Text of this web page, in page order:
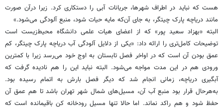
هست که نباید در اطراف شهرها، جریانات آبی را دستکاری کرد. زیرا درآن صورت
مانند دریاچه پارک چیتگر، به جای آن‌که مایه حیات شود، منبع‌ آلودگی می‌شود.»
البته «بهزاد سعید پور» که از اعضای هیات علمی دانشگاه محیط‌زیست است
توضیحات کامل‌تری را ارائه داد: «یکی از دلایل آلودگی آب دریاچه پارک چیتگر، کم
عمق بودن آن است که در اواخر فصل تابستان به اوج خود می‌رسد زیرا با کمترین
ورودی هم در این مدت مواجه می‌شود. البته نباید این را هم نادیده گرفت که
آبگیری دریاچه، زمانی انجام شد که دیگر فصل بارش به اتمام رسیده بود.
به‌هرحال قرار بود منبع آب آن، مسیل‌های شمال شهر تهران باشد تا هم عمق آن
حفظ شود و هم راکد نماند. اما حالا تنها مسیل رودخانه کن باقیمانده است که